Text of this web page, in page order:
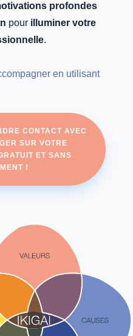
profondes
pourilluminer votre
.
en utilisant
CONTACT AVEC
SUR VOTRE
ET SANS
!